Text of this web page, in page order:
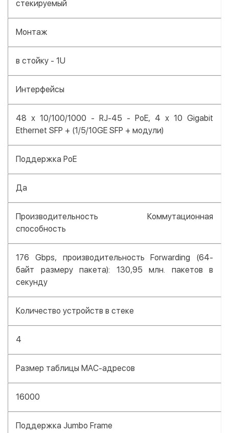
стекируемый
Монтаж
в стойку - 1U
Интерфейсы
48 х 10/100/1000 - RJ-45 - PoE, 4 х 10 Gigabit
Ethernet SFP + (1/5/10GE SFP + модули)
Поддержка PoE
Да
Производительность Коммутационная
способность
176 Gbps, производительность Forwarding (64-
байт размеру пакета): 130,95 млн. пакетов в
секунду
Количество устройств в стеке
4
Размер таблицы MAC-адресов
16000
Поддержка Jumbo Frame